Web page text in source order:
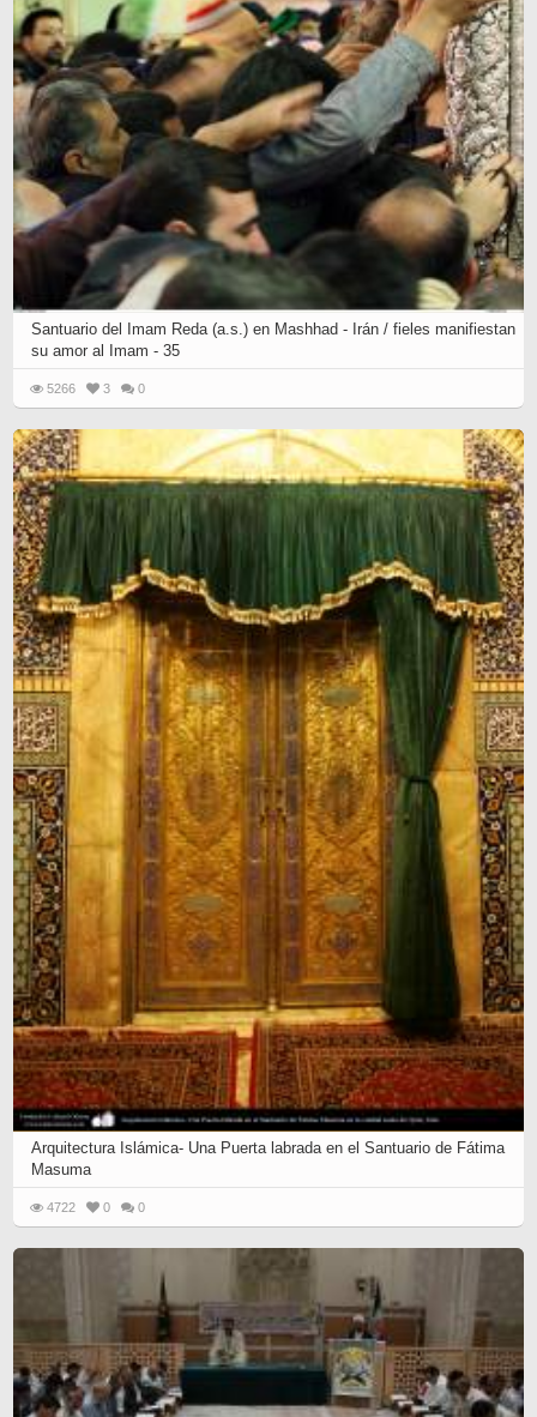
Santuario del Imam Reda (a.s.) en Mashhad - Irán / fieles manifiestan
su amor al Imam - 35
5266 3 0
Arquitectura Islámica- Una Puerta labrada en el Santuario de Fátima
Masuma
4722 0 0